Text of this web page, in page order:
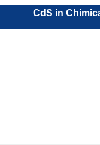
CdS in